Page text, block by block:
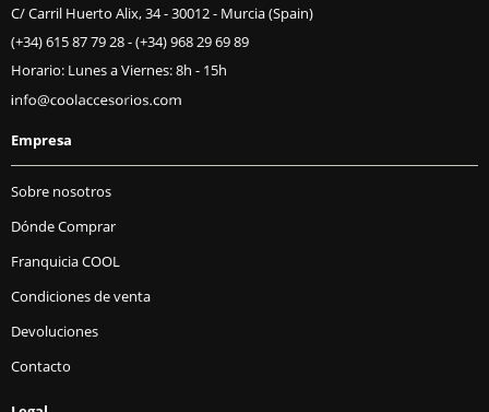
C/ Carril Huerto Alix, 34 - 30012 - Murcia (Spain)
(+34) 615 87 79 28-(+34) 968 29 69 89
Horario: Lunes a Viernes: 8h - 15h
Empresa
Sobre nosotros
Dónde Comprar
Franquicia COOL
Condiciones de venta
Devoluciones
Contacto